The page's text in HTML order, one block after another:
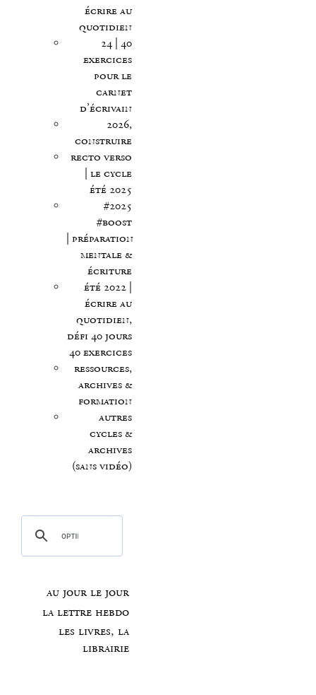
écrire au
quotidien
24 | 40
exercices
pour le
carnet
d’écrivain
2026,
construire
recto verso
| le cycle
été 2025
#2025
#boost
| préparation
mentale &
écriture
été 2022 |
écrire au
quotidien,
défi 40 jours
40 exercices
ressources,
archives &
formation
autres
cycles &
archives
(sans vidéo)
au jour le jour
la lettre hebdo
les livres, la
librairie